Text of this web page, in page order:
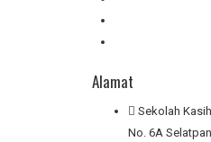
Alamat
Sekolah
No. 6A